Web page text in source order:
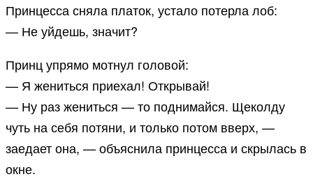
Принцесса сняла платок, устало потерла лоб:
— Не уйдешь, значит?
Принц упрямо мотнул головой:
— Я жениться приехал! Открывай!
— Ну раз жениться — то поднимайся. Щеколду
чуть на себя потяни, и только потом вверх, —
заедает она, — объяснила принцесса и скрылась в
окне.